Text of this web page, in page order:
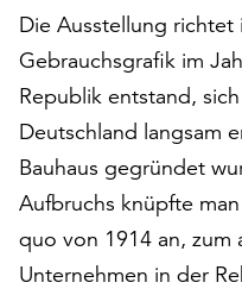
auf
„Alle
akzeptieren“,
um
alle
Cookies
zu
akzeptieren.
Sie
können
Die Ausstellung
Gebrauchsgrafik im
Republik entstand,
Deutschland langsam
Bauhaus gegründet
Aufbruchs knüpfte
quo von 1914 an, zum
Unternehmen in der